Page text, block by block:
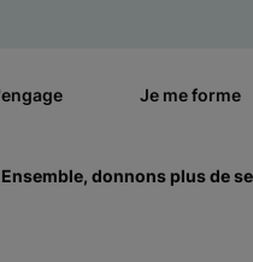
Je me forme
Ensemble, donnons plus de